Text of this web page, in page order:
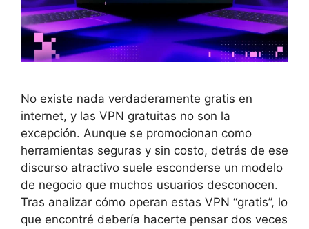
No existe nada verdaderamente gratis en
internet, y las VPN gratuitas no son la
excepción. Aunque se promocionan como
herramientas seguras y sin costo, detrás de ese
discurso atractivo suele esconderse un modelo
de negocio que muchos usuarios desconocen.
Tras analizar cómo operan estas VPN “gratis”, lo
que encontré debería hacerte pensar dos veces